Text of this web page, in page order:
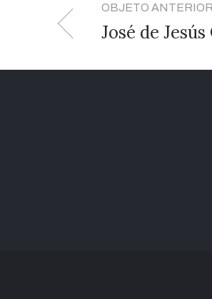
OBJETO ANTERIOR
José de